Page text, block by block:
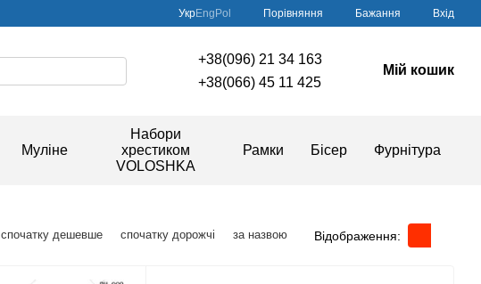
УкрEng Pol Порівняння Бажання Вхід
+38(096) 21 34 163
+38(066) 45 11 425
Мій кошик
Муліне
Набори
хрестиком
VOLOSHKA
Рамки Бісер Фурнітура
спочатку дешевше спочатку дорожчі за назвою Відображення: